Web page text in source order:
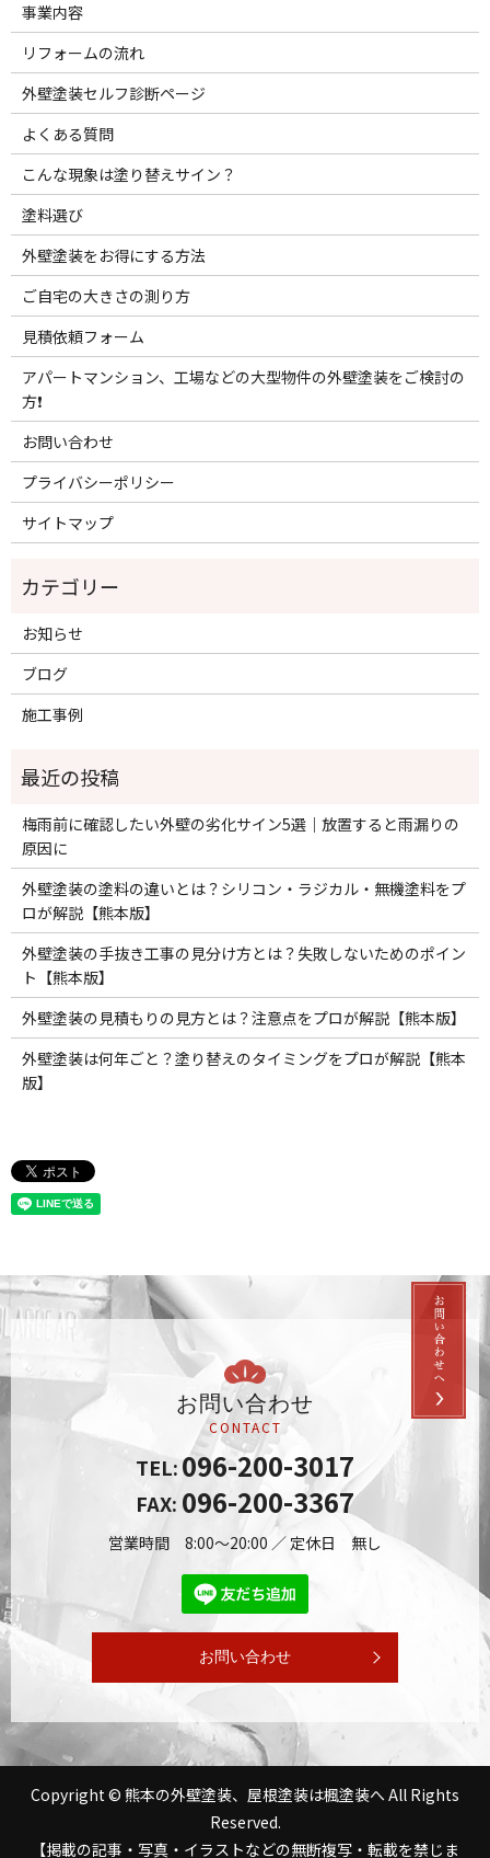
事業内容
リフォームの流れ
外壁塗装セルフ診断ページ
よくある質問
こんな現象は塗り替えサイン？
塗料選び
外壁塗装をお得にする方法
ご自宅の大きさの測り方
見積依頼フォーム
アパートマンション、工場などの大型物件の外壁塗装をご検討の
方❗️
お問い合わせ
プライバシーポリシー
サイトマップ
お知らせ
ブログ
施工事例
梅雨前に確認したい外壁の劣化サイン5選｜放置すると雨漏りの
原因に
外壁塗装の塗料の違いとは？シリコン・ラジカル・無機塗料をプ
ロが解説【熊本版】
外壁塗装の手抜き工事の見分け方とは？失敗しないためのポイン
ト【熊本版】
外壁塗装の見積もりの見方とは？注意点をプロが解説【熊本版】
外壁塗装は何年ごと？塗り替えのタイミングをプロが解説【熊本
版】
お問い合わせ
CONTACT
TEL:096-200-3017
FAX: 096-200-3367
営業時間 8:00～20:00 ／ 定休日 無し
お問い合わせ
Copyright © 熊本の外壁塗装、屋根塗装は楓塗装へ All Rights
Reserved.
【掲載の記事・写真・イラストなどの無断複写・転載を禁じま